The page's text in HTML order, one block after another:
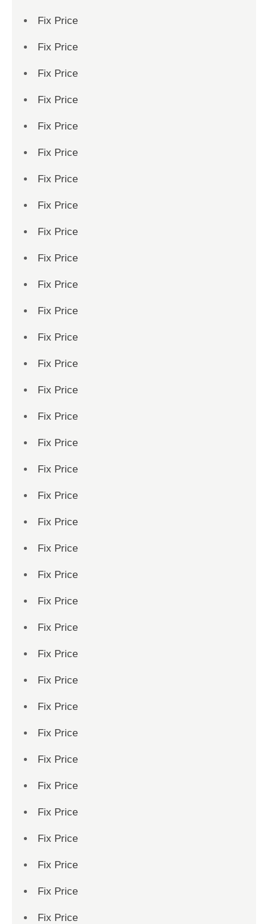
Fix Price
Fix Price
Fix Price
Fix Price
Fix Price
Fix Price
Fix Price
Fix Price
Fix Price
Fix Price
Fix Price
Fix Price
Fix Price
Fix Price
Fix Price
Fix Price
Fix Price
Fix Price
Fix Price
Fix Price
Fix Price
Fix Price
Fix Price
Fix Price
Fix Price
Fix Price
Fix Price
Fix Price
Fix Price
Fix Price
Fix Price
Fix Price
Fix Price
Fix Price
Fix Price